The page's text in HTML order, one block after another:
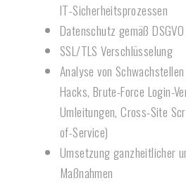
IT-Sicherheitsprozessen
Datenschutz gemäß DSGVO
SSL/TLS Verschlüsselung
Analyse von
Hacks, Brute-Force Login-
Umleitungen, Cross-Site
of-Service)
Umsetzung ganzheitlicher
Maßnahmen